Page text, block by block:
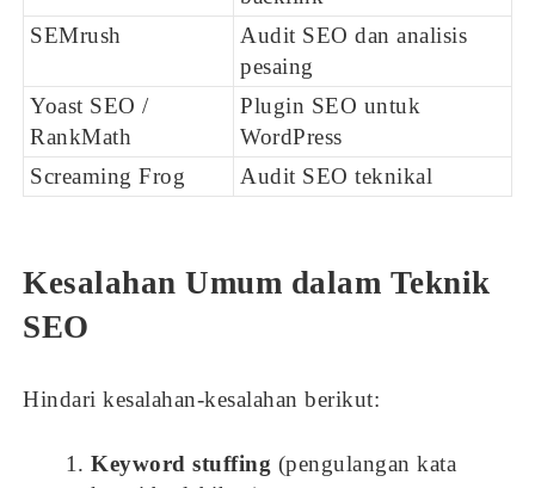
SEMrush
Audit SEO dan analisis
pesaing
Yoast SEO /
RankMath
Plugin SEO untuk
WordPress
Screaming Frog
Audit SEO teknikal
Kesalahan Umum dalam Teknik
SEO
Hindari kesalahan-kesalahan berikut:
Keyword stuffing (pengulangan kata